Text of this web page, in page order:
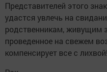
Представителей этого
удастся увлечь на
родственникам, живущим
проведенное на свежем
компенсирует все с лихвой!